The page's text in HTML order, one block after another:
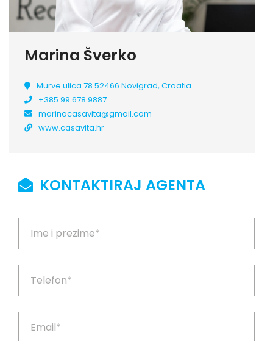
Marina Šverko
Murve ulica 78 52466 Novigrad, Croatia
+385 99 678 9887
marinacasavita@gmail.com
www.casavita.hr
KONTAKTIRAJ AGENTA